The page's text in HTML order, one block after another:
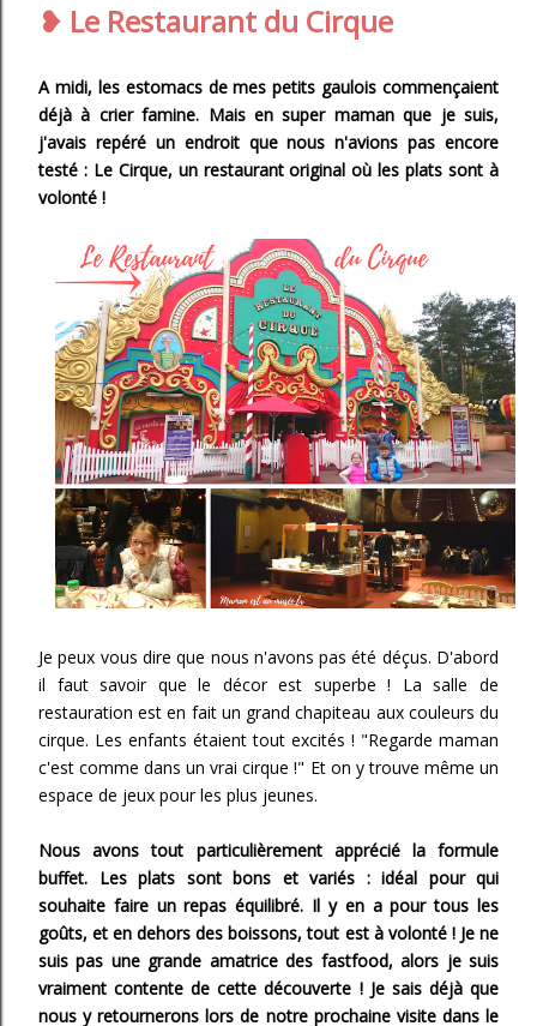
❥ Le Restaurant du Cirque
A midi, les estomacs de mes petits gaulois commençaient
déjà à crier famine. Mais en super maman que je suis,
j'avais repéré un endroit que nous n'avions pas encore
testé : Le Cirque, un restaurant original où les plats sont à
volonté !
Je peux vous dire que nous n'avons pas été déçus. D'abord
il faut savoir que le décor est superbe ! La salle de
restauration est en fait un grand chapiteau aux couleurs du
cirque. Les enfants étaient tout excités ! "Regarde maman
c'est comme dans un vrai cirque !" Et on y trouve même un
espace de jeux pour les plus jeunes.
Nous avons tout particulièrement apprécié la formule
buffet. Les plats sont bons et variés : idéal pour qui
souhaite faire un repas équilibré. Il y en a pour tous les
goûts, et en dehors des boissons, tout est à volonté ! Je ne
suis pas une grande amatrice des fastfood, alors je suis
vraiment contente de cette découverte ! Je sais déjà que
nous y retournerons lors de notre prochaine visite dans le